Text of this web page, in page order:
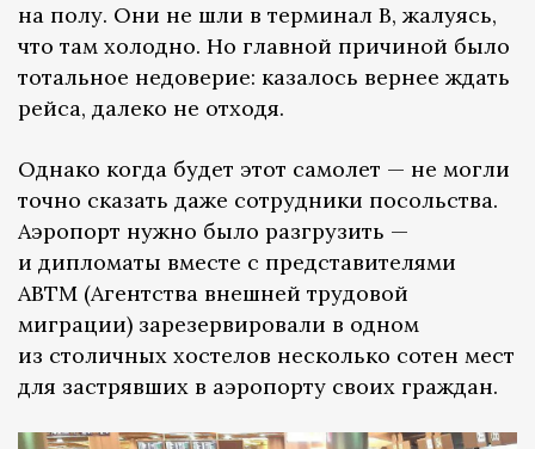
на полу. Они не шли в терминал В, жалуясь,
что там холодно. Но главной причиной было
тотальное недоверие: казалось вернее ждать
рейса, далеко не отходя.
Однако когда будет этот самолет — не могли
точно сказать даже сотрудники посольства.
Аэропорт нужно было разгрузить —
и дипломаты вместе с представителями
АВТМ (Агентства внешней трудовой
миграции) зарезервировали в одном
из столичных хостелов несколько сотен мест
для застрявших в аэропорту своих граждан.